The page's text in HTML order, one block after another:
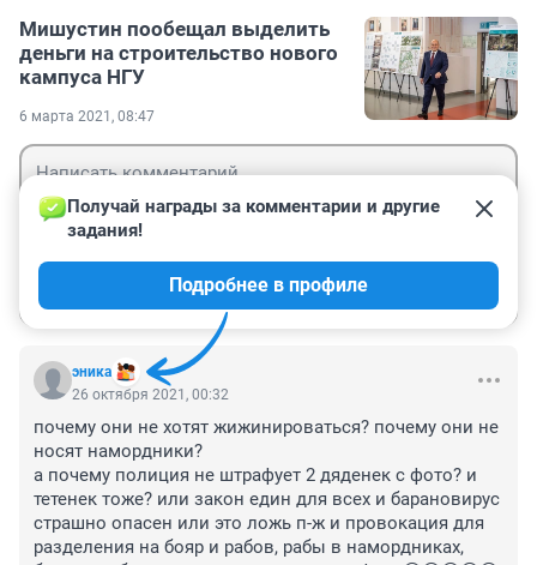
Мишустин пообещал выделить
деньги на строительство нового
кампуса НГУ
6 марта 2021, 08:47
эника
Получай награды за комментарии и другие
задания!
Подробнее в профиле
26 октября 2021, 00:32
почему они не хотят жижинироваться? почему они не
носят намордники?
а почему полиция не штрафует 2 дяденек с фото? и
тетенек тоже? или закон един для всех и барановирус
страшно опасен или это ложь п-ж и провокация для
разделения на бояр и рабов, рабы в намордниках,